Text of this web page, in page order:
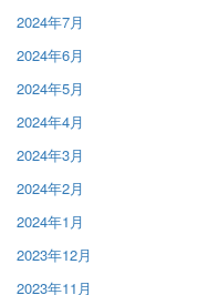
2024年7月
2024年6月
2024年5月
2024年4月
2024年3月
2024年2月
2024年1月
2023年12月
2023年11月